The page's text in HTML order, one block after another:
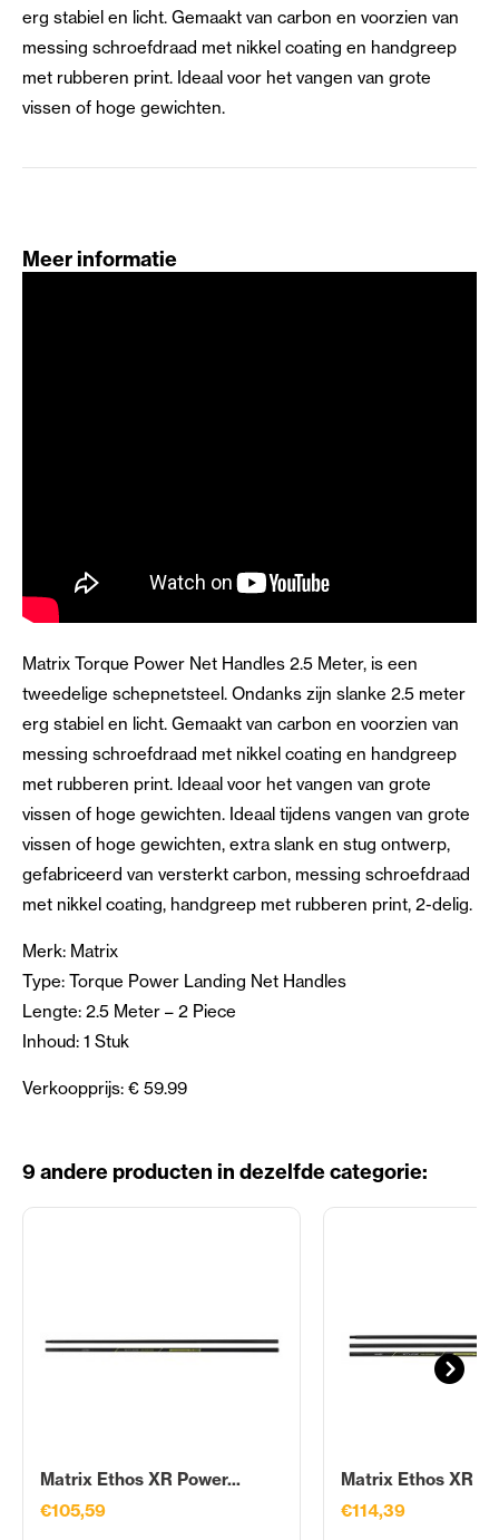
erg stabiel en licht. Gemaakt van carbon en voorzien van
messing schroefdraad met nikkel coating en handgreep
met rubberen print. Ideaal voor het vangen van grote
vissen of hoge gewichten.
Meer informatie
Matrix Torque Power Net Handles 2.5 Meter, is een
tweedelige schepnetsteel. Ondanks zijn slanke 2.5 meter
erg stabiel en licht. Gemaakt van carbon en voorzien van
messing schroefdraad met nikkel coating en handgreep
met rubberen print. Ideaal voor het vangen van grote
vissen of hoge gewichten. Ideaal tijdens vangen van grote
vissen of hoge gewichten, extra slank en stug ontwerp,
gefabriceerd van versterkt carbon, messing schroefdraad
met nikkel coating, handgreep met rubberen print, 2-delig.
Merk: Matrix
Type: Torque Power Landing Net Handles
Lengte: 2.5 Meter – 2 Piece
Inhoud: 1 Stuk
Verkoopprijs: € 59.99
9 andere producten in dezelfde categorie:
Matrix Ethos XR Power...
€105,59
Matrix Ethos XR
€114,39